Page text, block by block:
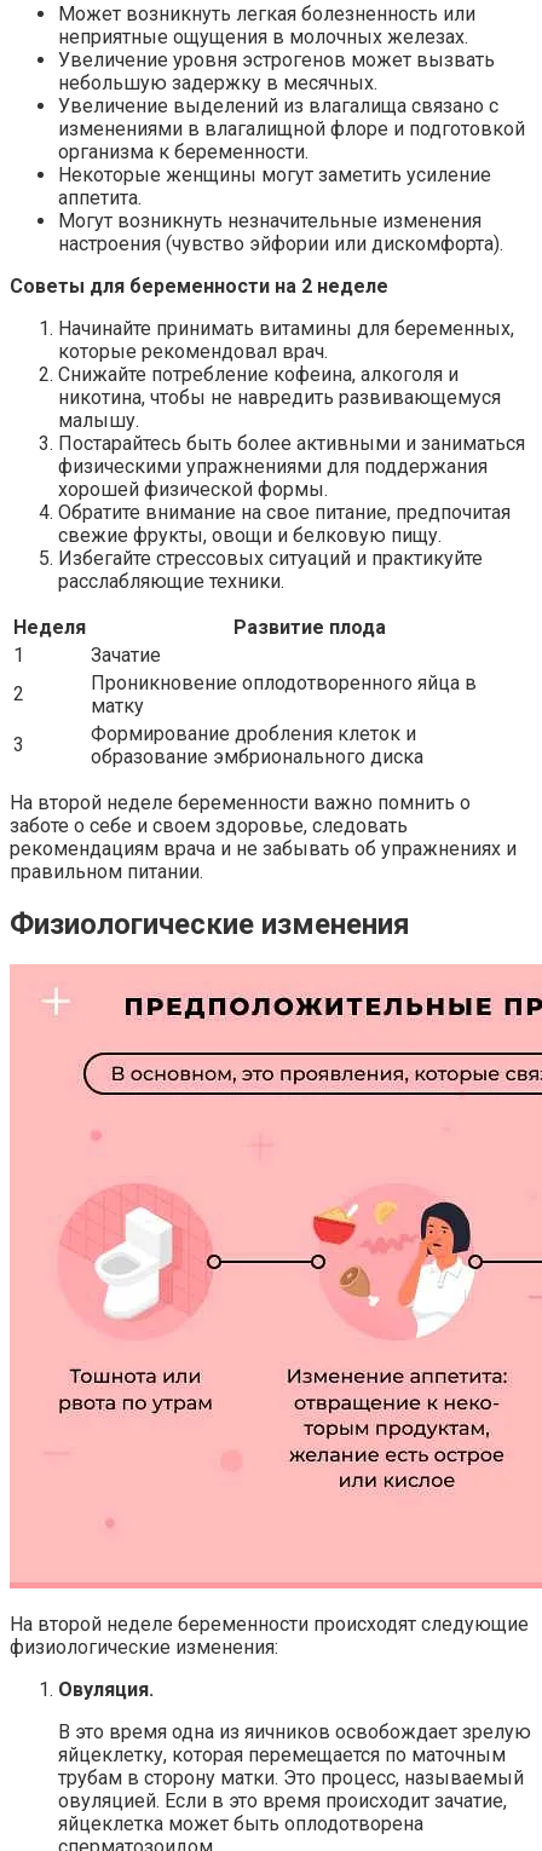
Может возникнуть легкая болезненность или
неприятные ощущения в молочных железах.
Увеличение уровня эстрогенов может вызвать
небольшую задержку в месячных.
Увеличение выделений из влагалища связано с
изменениями в влагалищной флоре и подготовкой
организма к беременности.
Некоторые женщины могут заметить усиление
аппетита.
Могут возникнуть незначительные изменения
настроения (чувство эйфории или дискомфорта).
Советы для беременности на 2 неделе
Начинайте принимать витамины для беременных,
которые рекомендовал врач.
Снижайте потребление кофеина, алкоголя и
никотина, чтобы не навредить развивающемуся
малышу.
Постарайтесь быть более активными и заниматься
физическими упражнениями для поддержания
хорошей физической формы.
Обратите внимание на свое питание, предпочитая
свежие фрукты, овощи и белковую пищу.
Избегайте стрессовых ситуаций и практикуйте
расслабляющие техники.
Неделя
Развитие плода
1
Зачатие
2
Проникновение оплодотворенного яйца в
матку
3
Формирование дробления клеток и
образование эмбрионального диска
На второй неделе беременности важно помнить о
заботе о себе и своем здоровье, следовать
рекомендациям врача и не забывать об упражнениях и
правильном питании.
Физиологические изменения
На второй неделе беременности происходят следующие
физиологические изменения:
Овуляция.
В это время одна из яичников освобождает зрелую
яйцеклетку, которая перемещается по маточным
трубам в сторону матки. Это процесс, называемый
овуляцией. Если в это время происходит зачатие,
яйцеклетка может быть оплодотворена